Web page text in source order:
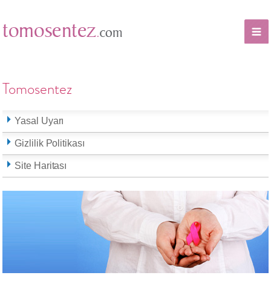
Tomosentez
Yasal Uyarı
Gizlilik Politikası
Site Haritası